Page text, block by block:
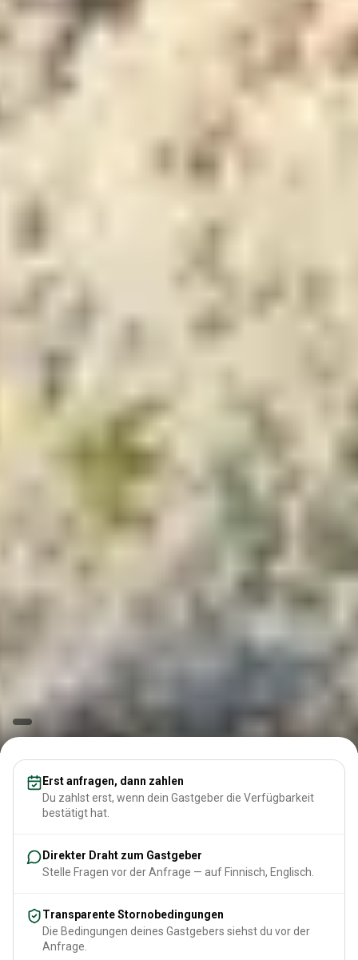
Erst anfragen, dann zahlen
Du zahlst erst, wenn dein Gastgeber die Verfügbarkeit
bestätigt hat.
Direkter Draht zum Gastgeber
Stelle Fragen vor der Anfrage — auf Finnisch, Englisch.
Transparente Stornobedingungen
Die Bedingungen deines Gastgebers siehst du vor der
Anfrage.